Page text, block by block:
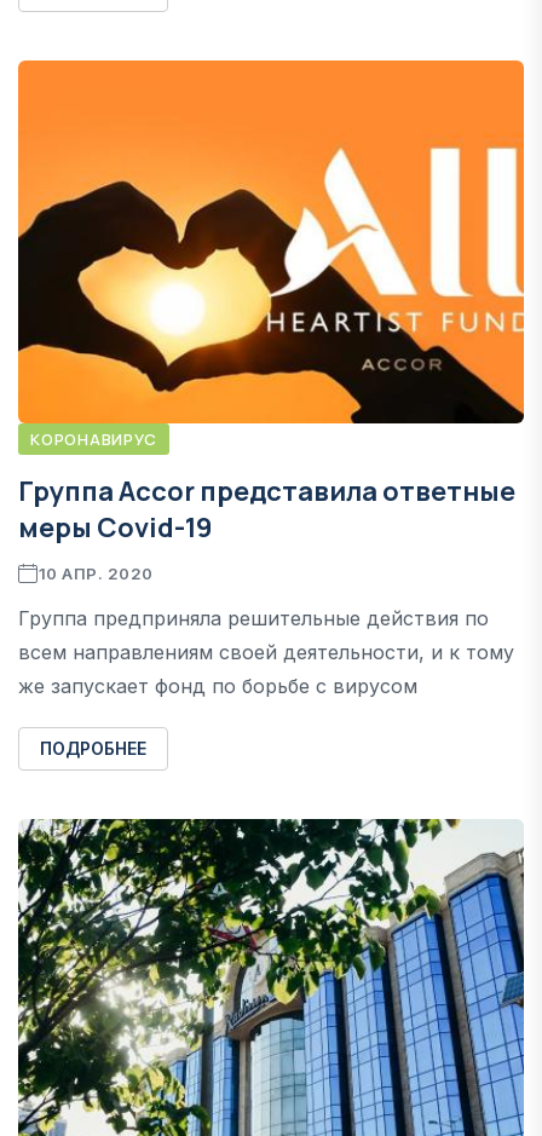
КОРОНАВИРУС
Группа Accor представила ответные
меры Covid-19
10 АПР. 2020
Группа предприняла решительные действия по
всем направлениям своей деятельности, и к тому
же запускает фонд по борьбе с вирусом
ПОДРОБНЕЕ